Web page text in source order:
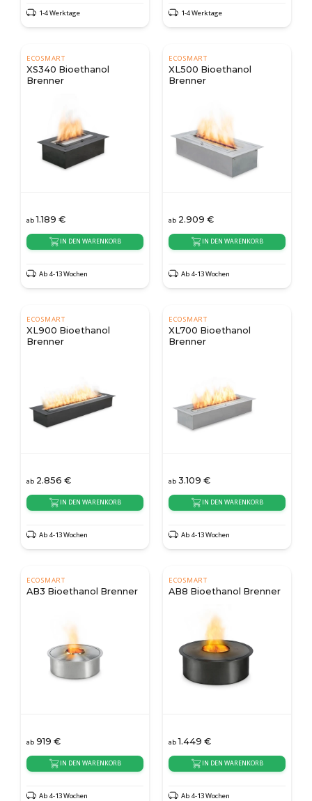
1-4 Werktage 1-4 Werktage
ECOSMART
XS340 Bioethanol
Brenner
ab 1.189 €
IN DEN WARENKORB
Ab 4-13 Wochen
ECOSMART
XL500 Bioethanol
Brenner
ab 2.909 €
IN DEN WARENKORB
Ab 4-13 Wochen
ECOSMART
XL900 Bioethanol
Brenner
ab 2.856 €
IN DEN WARENKORB
Ab 4-13 Wochen
ECOSMART
XL700 Bioethanol
Brenner
ab 3.109 €
IN DEN WARENKORB
Ab 4-13 Wochen
ECOSMART
AB3 Bioethanol Brenner
ab 919 €
IN DEN WARENKORB
Ab 4-13 Wochen
ECOSMART
AB8 Bioethanol Brenner
ab 1.449 €
IN DEN WARENKORB
Ab 4-13 Wochen